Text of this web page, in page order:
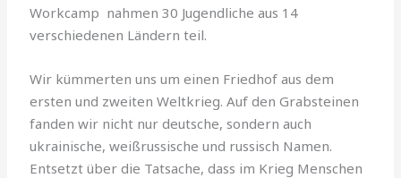
Workcamp nahmen 30 Jugendliche aus 14
verschiedenen Ländern teil.
Wir kümmerten uns um einen Friedhof aus dem
ersten und zweiten Weltkrieg. Auf den Grabsteinen
fanden wir nicht nur deutsche, sondern auch
ukrainische, weißrussische und russisch Namen.
Entsetzt über die Tatsache, dass im Krieg Menschen